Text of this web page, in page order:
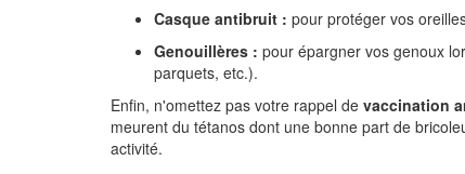
Casque antibruit : pour protéger vos
Genouillères : pour épargner vos genoux
parquets, etc.).
Enfin, n'omettez pas votre rappel de vaccination
meurent du tétanos dont une bonne part de
activité.